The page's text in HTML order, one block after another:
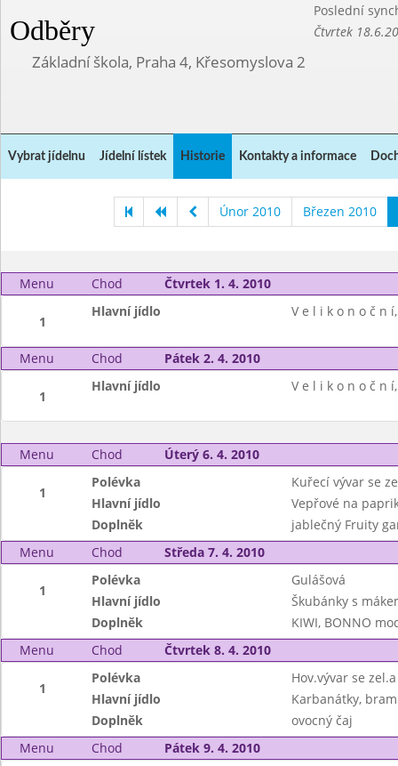
Odběry
Poslední
Čtvrtek
Základní škola, Praha 4, Křesomyslova 2
Vybrat jídelnu Jídelní lístek Historie Kontakty a informace
Únor 2010 Březen 2010
Menu Chod Čtvrtek 1. 4. 2010
1
Hlavní jídlo V e l i k o n o č n
Menu Chod Pátek 2. 4. 2010
1
Hlavní jídlo V e l i k o n o č n
Menu Chod Úterý 6. 4. 2010
1
Polévka
Kuřecí vývar se
Hlavní jídlo
Vepřové na
Doplněk
jablečný Fruity
Menu
Chod Středa 7. 4. 2010
1
Polévka
Gulášová
Hlavní jídlo
Škubánky s
Doplněk
KIWI, BONNO
Menu
Chod Čtvrtek 8. 4. 2010
1
Polévka
Hov.vývar se
Hlavní jídlo
Karbanátky,
Doplněk
ovocný čaj
Menu
Chod Pátek 9. 4. 2010